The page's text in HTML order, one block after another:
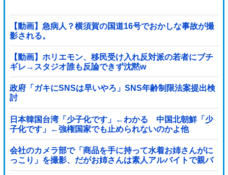
【動画】急病人？横須賀の国道16号でおかしな事故が撮
影される。
【動画】ホリエモン、移民受け入れ反対派の若者にブチ
ギレ→スタジオ誰も反論できず沈黙w
政府「ガキにSNSは早いやろ」SNS年齢制限法案提出検
討
日本韓国台湾「少子化です」←わかる 中国北朝鮮「少
子化です」←強権国家でも止められないのかよ他
会社のカメラ部で「商品を手に持って水着お姉さんがに
っこり」を撮影、だがお姉さんは素人アルバイトで親バ
レした結果……